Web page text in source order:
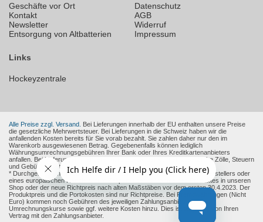
Geschäfte vor Ort
Kontakt
Newsletter
Entsorgung von Altbatterien
Datenschutz
AGB
Widerruf
Impressum
Links
Hockeyzentrale
Alle Preise zzgl. Versand. Bei Lieferungen innerhalb der EU enthalten unsere Preise
die gesetzliche Mehrwertsteuer. Bei Lieferungen in die Schweiz haben wir die
anfallenden Kosten bereits für Sie vorab bezahlt. Sie zahlen daher nur den im
Warenkorb ausgewiesenen Betrag. Gegebenenfalls können lediglich
Währungsumrechnungsgebühren Ihrer Bank oder Ihres Kreditkartenanbieters
anfallen. Bei Lieferungen in andere Nicht-EU-Länder können zusätzliche Zölle, Steuern
und Gebühren entstehen.
* Durchgestrichene Preise sind die empfohlenen Verkaufspreise des Herstellers oder
eines europäischen Händlers zum Zeitpunkt der Aufnahme des Produktes in unseren
Shop oder der neue Richtpreis nach alten Maßstäben vor dem ersten 30.4.2023. Der
Produktpreis und die Portokosten sind nur Richtpreise. Bei Fremdwährungen (Nicht
Euro) kommen noch Gebühren des jeweiligen Zahlungsanbieter und
Umrechnungskurse sowie ggf. weitere Kosten hinzu. Dies ist abhängig von Ihren
Vertrag mit den Zahlungsanbieter.